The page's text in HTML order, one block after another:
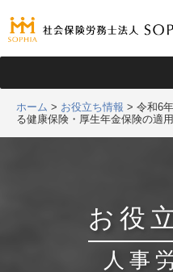
ホーム > お役立ち情報 > 令和6
る健康保険・厚生年金保険の適
お役
人事